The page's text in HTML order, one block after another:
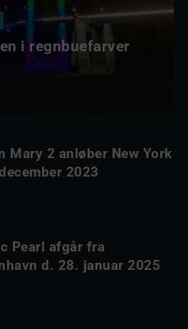
i regnbuefarver
Mary 2 anløber New York
2023
Pearl afgår fra
d. 28. januar 2025